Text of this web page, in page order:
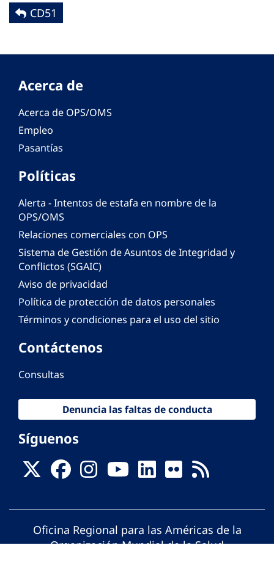
CD51
Acerca de
Acerca de OPS/OMS
Empleo
Pasantías
Políticas
Alerta - Intentos de estafa en nombre de la
OPS/OMS
Relaciones comerciales con OPS
Sistema de Gestión de Asuntos de Integridad y
Conflictos (SGAIC)
Aviso de privacidad
Política de protección de datos personales
Términos y condiciones para el uso del sitio
Contáctenos
Consultas
Denuncia las faltas de conducta
Síguenos
Oficina Regional para las Américas de la
Organización Mundial de la Salud